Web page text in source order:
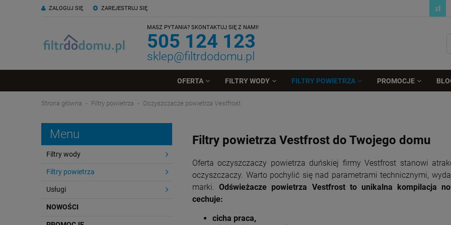
ZAREJESTRUJ SIĘ
ZALOGUJ SIĘ
MASZ PYTANIA? SKONTAKTUJ SIĘ Z NAMI!
505 124 123
sklep@filtrdodomu.pl
OFERTA FILTRY WODY FILTRY POWIETRZA PROMOCJE
Strona główna Filtry powietrza Oczyszczacze powietrza Vestfrost
Menu
Filtry wody
Filtry powietrza
Usługi
NOWOŚCI
Filtry powietrza Vestfrost do Twojego domu
Oferta oczyszczaczy powietrza duńskiej firmy Vestfrost stanowi
oczyszczaczy. Warto pochylić się nad parametrami technicznymi,
marki.Odświeżacze powietrza Vestfrost to unikalna kompilacja
cechuje:
cicha praca,